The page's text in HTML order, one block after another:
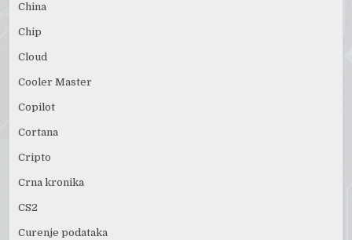
China
Chip
Cloud
Cooler Master
Copilot
Cortana
Cripto
Crna kronika
CS2
Curenje podataka